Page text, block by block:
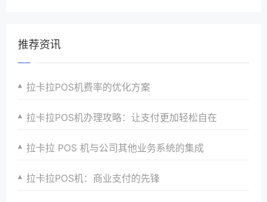
推荐资讯
拉卡拉POS机费率的优化方案
拉卡拉POS机办理攻略：让支付更加轻松自在
拉卡拉 POS 机与公司其他业务系统的集成
拉卡拉POS机：商业支付的先锋